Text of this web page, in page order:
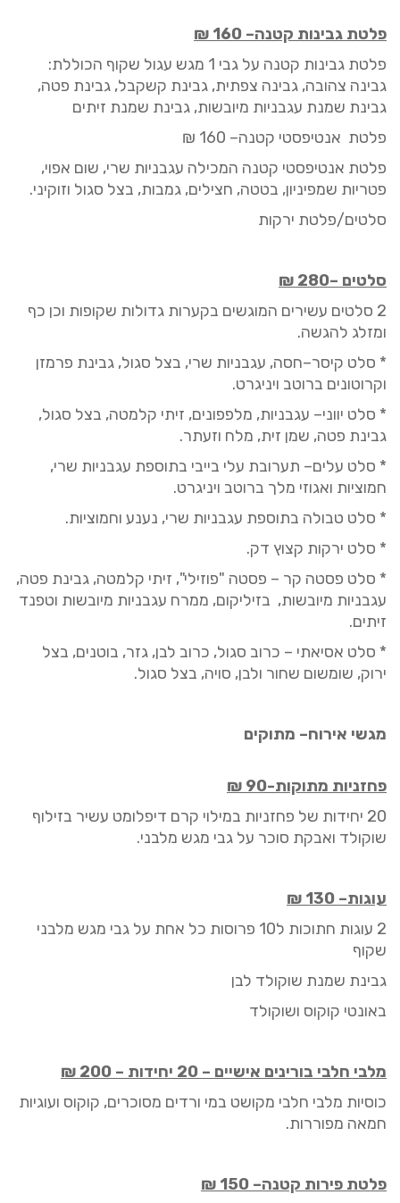
פלטת גבינות קטנה–
160
₪
פלטת גבינות קטנה
על גבי 1 מגש עגול שקוף הכוללת:
גבינה צהובה, גבינה צפתית, גבינת קשקבל, גבינת פטה,
גבינת שמנת עגבניות מיובשות, גבינת שמנת זיתים
פלטת אנטיפסטי קטנה–
160
₪
פלטת אנטיפסטי קטנה המכילה עגבניות שרי, שום אפוי,
פטריות שמפיניון, בטטה, חצילים, גמבות, בצל סגול וזוקיני.
סלטים/פלטת ירקות
סלטים –
280
₪
2 סלטים עשירים המוגשים בקערות גדולות שקופות וכן כף
ומזלג להגשה.
* סלט קיסר–חסה, עגבניות שרי, בצל סגול, גבינת פרמזן
וקרוטונים ברוטב ויניגרט.
* סלט יווני– עגבניות, מלפפונים, זיתי קלמטה, בצל סגול,
גבינת פטה, שמן זית, מלח וזעתר.
* סלט עלים– תערובת עלי בייבי בתוספת עגבניות שרי,
חמוציות ואגוזי מלך ברוטב ויניגרט.
* סלט טבולה בתוספת עגבניות שרי, נענע וחמוציות.
* סלט ירקות קצוץ דק.
* סלט פסטה קר – פסטה "פוזילי", זיתי קלמטה, גבינת פטה,
עגבניות מיובשות, בזיליקום, ממרח עגבניות מיובשות וטפנד
זיתים.
* סלט אסיאתי – כרוב סגול, כרוב לבן, גזר, בוטנים, בצל
ירוק, שומשום שחור ולבן, סויה, בצל סגול.
מגשי אירוח– מתוקים
פחזניות מתוקות-90
₪
20 יחידות של
פחזניות במילוי קרם דיפלומט עשיר בזילוף
שוקולד ואבקת סוכר על גבי מגש מלבני.
עוגות–
130
₪
2 עוגות חתוכות ל10 פרוסות כל אחת על גבי מגש מלבני
שקוף
גבינת שמנת שוקולד לבן
באונטי קוקוס ושוקולד
מלבי חלבי בורינים אישיים –
20 יחידות –
200 ₪
כוסיות מלבי חלבי מקושט במי ורדים מסוכרים, קוקוס ועוגיות
חמאה מפוררות.
פלטת פירות קטנה–
150 ₪